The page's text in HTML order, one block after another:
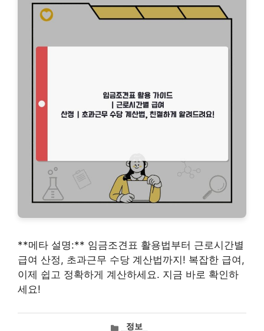
**메타 설명:** 임금조견표 활용법부터 근로시간별
급여 산정, 초과근무 수당 계산법까지! 복잡한 급여,
이제 쉽고 정확하게 계산하세요. 지금 바로 확인하
세요!
카정보